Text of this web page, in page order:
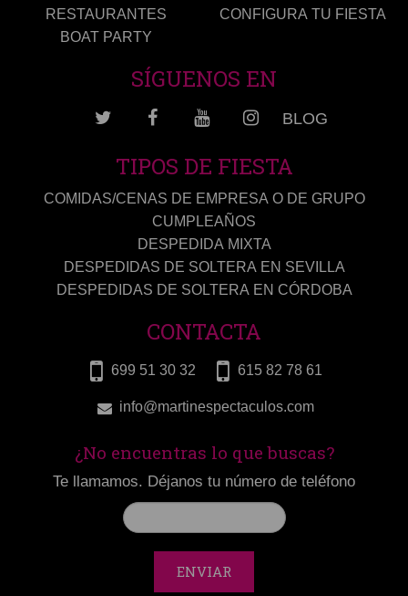
RESTAURANTES
BOAT PARTY
CONFIGURA TU FIESTA
SÍGUENOS EN
BLOG
TIPOS DE FIESTA
COMIDAS/CENAS DE EMPRESA O DE GRUPO
CUMPLEAÑOS
DESPEDIDA MIXTA
DESPEDIDAS DE SOLTERA EN SEVILLA
DESPEDIDAS DE SOLTERA EN CÓRDOBA
CONTACTA
699 51 30 32 615 82 78 61
info@martinespectaculos.com
¿No encuentras lo que buscas?
Te llamamos. Déjanos tu número de teléfono
ENVIAR